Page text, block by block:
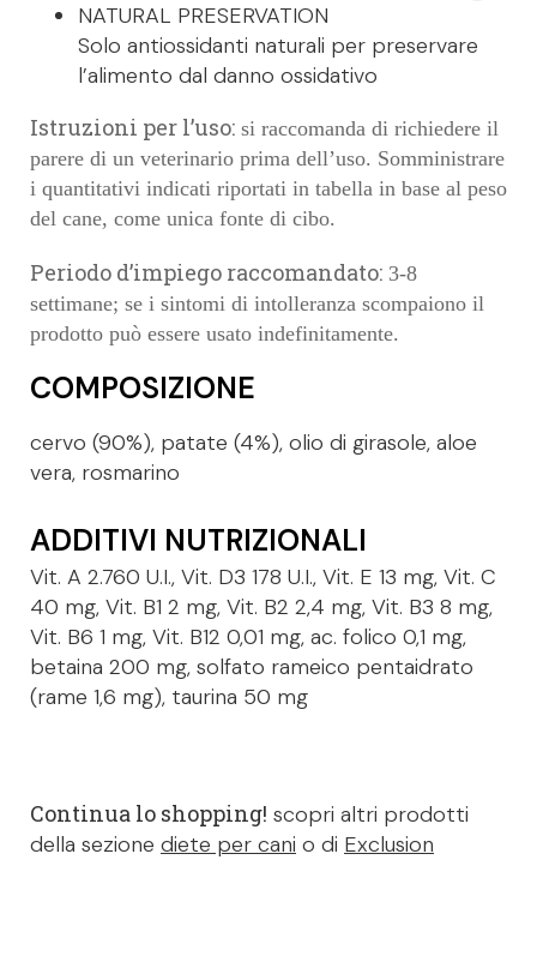
NATURAL PRESERVATION
Solo antiossidanti naturali per preservare
l’alimento dal danno ossidativo
Istruzioni per l’uso: si raccomanda di richiedere il
parere di un veterinario prima dell’uso. Somministrare
i quantitativi indicati riportati in tabella in base al peso
del cane, come unica fonte di cibo.
Periodo d’impiego raccomandato: 3-8
settimane; se i sintomi di intolleranza scompaiono il
prodotto può essere usato indefinitamente.
COMPOSIZIONE
cervo (90%), patate (4%), olio di girasole, aloe
vera, rosmarino
ADDITIVI NUTRIZIONALI
Vit. A 2.760 U.I., Vit. D3 178 U.I., Vit. E 13 mg, Vit. C
40 mg, Vit. B1 2 mg, Vit. B2 2,4 mg, Vit. B3 8 mg,
Vit. B6 1 mg, Vit. B12 0,01 mg, ac. folico 0,1 mg,
betaina 200 mg, solfato rameico pentaidrato
(rame 1,6 mg), taurina 50 mg
Continua lo shopping! scopri altri prodotti
della sezione diete per cani o di Exclusion